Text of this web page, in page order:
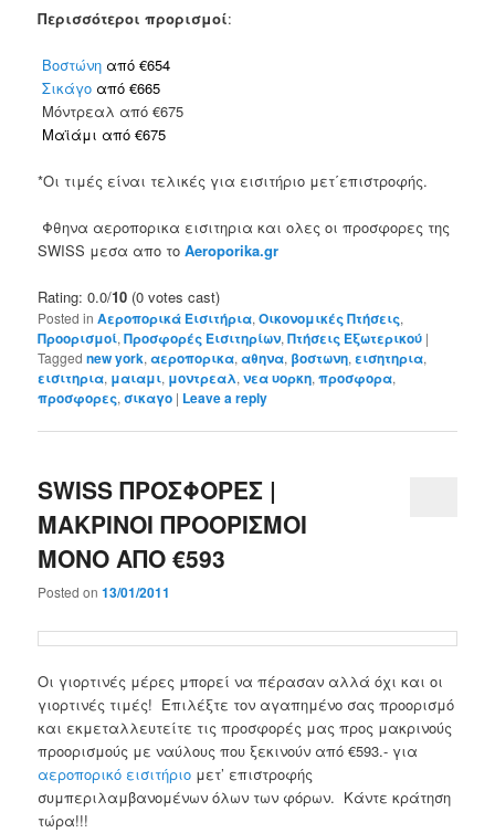
Περισσότεροι προρισμοί:
Βοστώνη από €654
Σικάγο από €665
Μόντρεαλ από €675
Μαϊάμι από €675
*Οι τιμές είναι τελικές για εισιτήριο μετ΄επιστροφής.
Φθηνα αεροπορικα εισιτηρια και ολες οι προσφορες της
SWISS μεσα απο τοAeroporika.gr
Rating: 0.0/10 (0 votes cast)
Posted in Αεροπορικά Εισιτήρια,Οικονομικές Πτήσεις,
Προορισμοί,Προσφορές Εισιτηρίων,Πτήσεις Εξωτερικού |
Tagged new york,αεροπορικα,αθηνα, βοστωνη,εισητηρια,
εισιτηρια, μαιαμι, μοντρεαλ,νεα υορκη,προσφορα,
προσφορες,σικαγο | Leave a reply
SWISS ΠΡΟΣΦΟΡΕΣ |
ΜΑΚΡΙΝΟΙ ΠΡΟΟΡΙΣΜΟΙ
ΜΟΝΟ ΑΠΟ €593
Posted on13/01/2011
Οι γιορτινές μέρες μπορεί να πέρασαν αλλά όχι και οι
γιορτινές τιμές! Επιλέξτε τον αγαπημένο σας προορισμό
και εκμεταλλευτείτε τις προσφορές μας προς μακρινούς
προορισμούς με ναύλους που ξεκινούν από €593.- για
αεροπορικό εισιτήριο μετ’ επιστροφής
συμπεριλαμβανομένων όλων των φόρων. Κάντε κράτηση
τώρα!!!